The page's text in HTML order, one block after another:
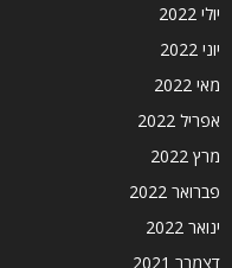
יולי 2022
יוני 2022
מאי 2022
אפריל 2022
מרץ 2022
פברואר 2022
ינואר 2022
דצמבר 2021